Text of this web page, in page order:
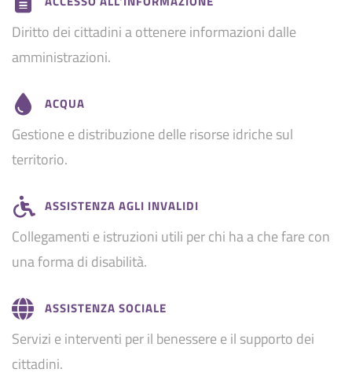
Diritto dei cittadini a ottenere informazioni dalle
amministrazioni.
ACQUA
Gestione e distribuzione delle risorse idriche sul
territorio.
ASSISTENZA AGLI INVALIDI
Collegamenti e istruzioni utili per chi ha a che fare con
una forma di disabilità.
ASSISTENZA SOCIALE
Servizi e interventi per il benessere e il supporto dei
cittadini.